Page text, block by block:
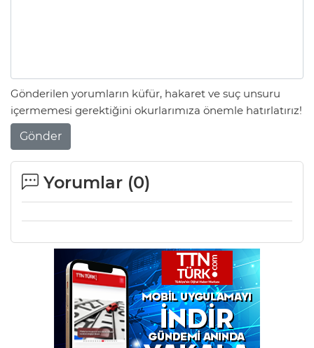
Gönderilen yorumların küfür, hakaret ve suç unsuru
içermemesi gerektiğini okurlarımıza önemle hatırlatırız!
Gönder
Yorumlar (0)